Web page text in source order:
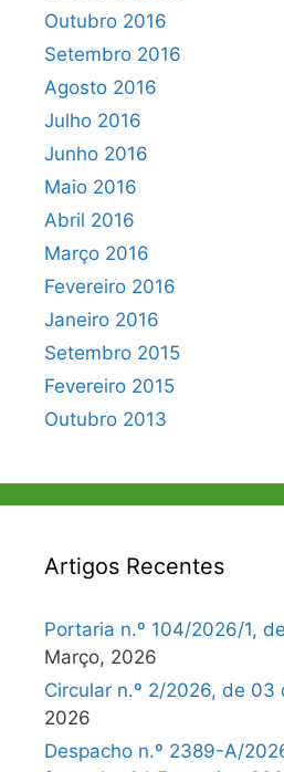
Outubro 2016
Setembro 2016
Agosto 2016
Julho 2016
Junho 2016
Maio 2016
Abril 2016
Março 2016
Fevereiro 2016
Janeiro 2016
Setembro 2015
Fevereiro 2015
Outubro 2013
Artigos Recentes
Portaria n.º 104/2026/1,
Março, 2026
Circular n.º 2/2026, de 03
2026
Despacho n.º 2389-A/